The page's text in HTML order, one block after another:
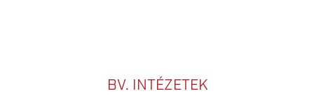
BV. INTÉZETEK